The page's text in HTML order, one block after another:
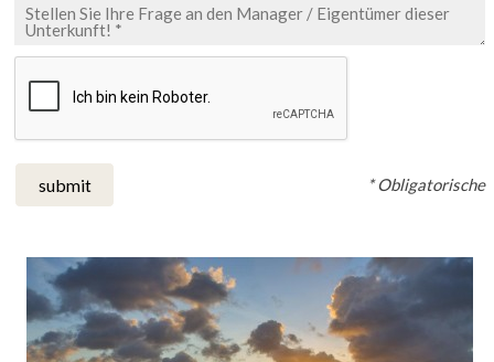
submit * Obligatorische